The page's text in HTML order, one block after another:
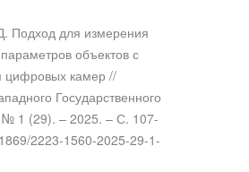
Подход для измерения
объектов с
цифровых камер //
Государственного
№ 1 (29). – 2025. – С. 107-
2223-1560-2025-29-1-